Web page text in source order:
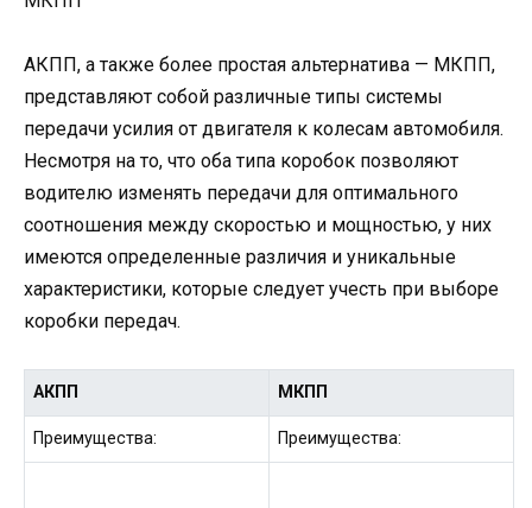
АКПП, а также более простая альтернатива — МКПП,
представляют собой различные типы системы
передачи усилия от двигателя к колесам автомобиля.
Несмотря на то, что оба типа коробок позволяют
водителю изменять передачи для оптимального
соотношения между скоростью и мощностью, у них
имеются определенные различия и уникальные
характеристики, которые следует учесть при выборе
коробки передач.
АКПП МКПП
Преимущества: Преимущества: